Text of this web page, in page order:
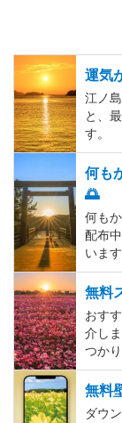
運気
江ノ
と、
す。
何も
🌅
何も
配布
います
無料
おす
介し
つかり
無料
ダウ